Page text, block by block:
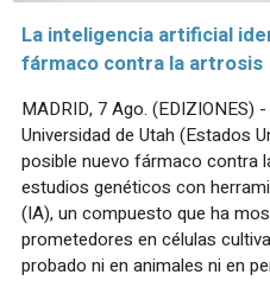
La inteligencia artificial
fármaco contra la artrosis
MADRID, 7 Ago. (EDIZIONES)
Universidad de Utah (Estados
posible nuevo fármaco contra
estudios genéticos con
(IA), un compuesto que ha
prometedores en células
probado ni en animales ni en